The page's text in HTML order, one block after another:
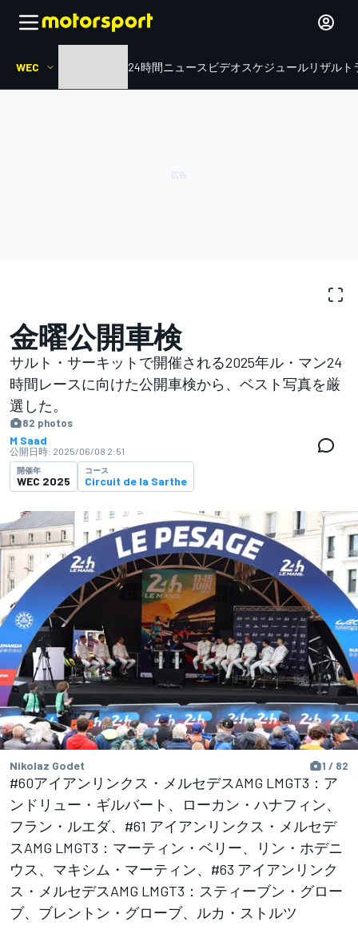
WEC ル・マン24時間ニュース ビデオスケジュールリザルト
金曜公開車検
サルト・サーキットで開催される2025年ル・マン24
時間レースに向けた公開車検から、ベスト写真を厳
選した。
82 photos
M Saad
公開日時: 2025/06/08 2:51
開催年
WEC 2025
コース
Circuit de la Sarthe
Nikolaz Godet 1 / 82
#60アイアンリンクス・メルセデスAMG LMGT3：ア
ンドリュー・ギルバート、ローカン・ハナフィン、
フラン・ルエダ、#61 アイアンリンクス・メルセデ
スAMG LMGT3：マーティン・ベリー、リン・ホデニ
ウス、マキシム・マーティン、#63 アイアンリンク
ス・メルセデスAMG LMGT3：スティーブン・グロー
ブ、ブレントン・グローブ、ルカ・ストルツ